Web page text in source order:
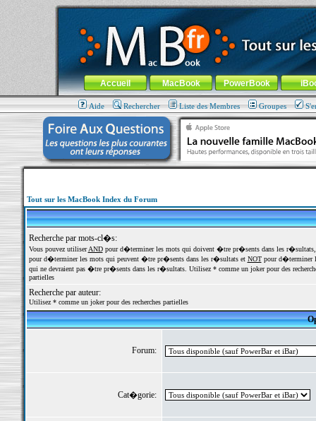
MacBook-fr.com : 100% Apple... 100% nomade !
Aller au contenu-Aller au menu général-Aller au menu de
Menu général
Accueil MacBook PowerBook
Aide Rechercher Liste des Membres Groupes
Tout sur les MacBook Index du Forum
Recherche par mots-cl�s:
Vous pouvez utiliserANDpour d�terminer les mots qui doivent �tre pr�sents dans les
pour d�terminer les mots qui peuvent �tre pr�sents dans les r�sultats et NOTpour d�terminer
qui ne devraient pas �tre pr�sents dans les r�sultats. Utilisez * comme un joker pour des
partielles
Recherche par auteur:
Utilisez * comme un joker pour des recherches partielles
Forum:
Cat�gorie: